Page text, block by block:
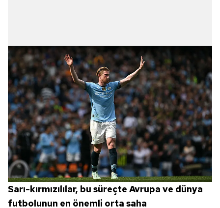
Sarı-kırmızılılar, bu süreçte Avrupa ve dünya
futbolunun en önemli orta saha